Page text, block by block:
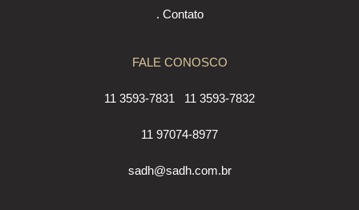
. Contato
FALE CONOSCO
11 3593-7831 11 3593-7832
11 97074-8977
sadh@sadh.com.br